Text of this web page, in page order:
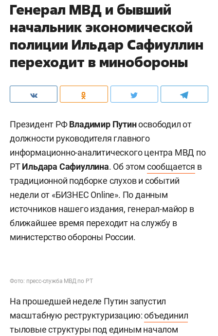
Генерал МВД и бывший
начальник экономической
полиции Ильдар Сафиуллин
переходит в минобороны
Президент РФВладимир Путиносвободил от
должности руководителя главного
информационно-аналитического центра МВД по
РТИльдара Сафиуллина. Об этом сообщается в
традиционной подборке слухов и событий
недели от «БИЗНЕС Online». По данным
источников нашего издания, генерал-майор в
ближайшее время переходит на службу в
министерство обороны России.
Фото: пресс-служба МВД по РТ
На прошедшей неделе Путин запустил
масштабную реструктуризацию:объединил
тыловые структуры под единым началом